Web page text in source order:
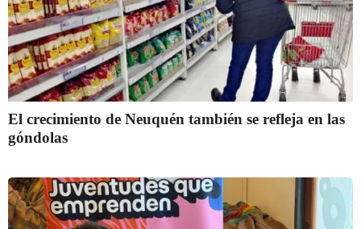
El crecimiento de Neuquén también se refleja en las
góndolas